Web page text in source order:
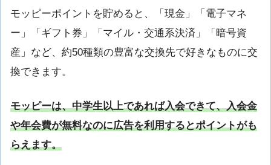
モッピーポイントを貯めると、「現金」「電子マネ
ー」「ギフト券」「マイル・交通系決済」「暗号資
産」など、約50種類の豊富な交換先で好きなものに交
換できます。
モッピーは、中学生以上であれば入会できて、入会金
や年会費が無料なのに広告を利用するとポイントがも
らえます。